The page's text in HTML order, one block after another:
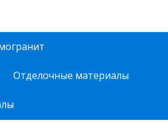
Отделочные материалы